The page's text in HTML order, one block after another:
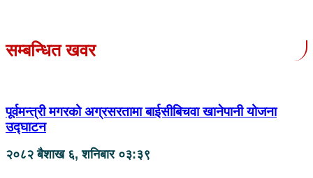
सम्बन्धित खवर
पूर्वमन्त्री मगरको अग्रसरतामा बाईसीबिचवा खानेपानी योजना
उद्घाटन
२०८२ बैशाख ६, शनिबार ०३:३९